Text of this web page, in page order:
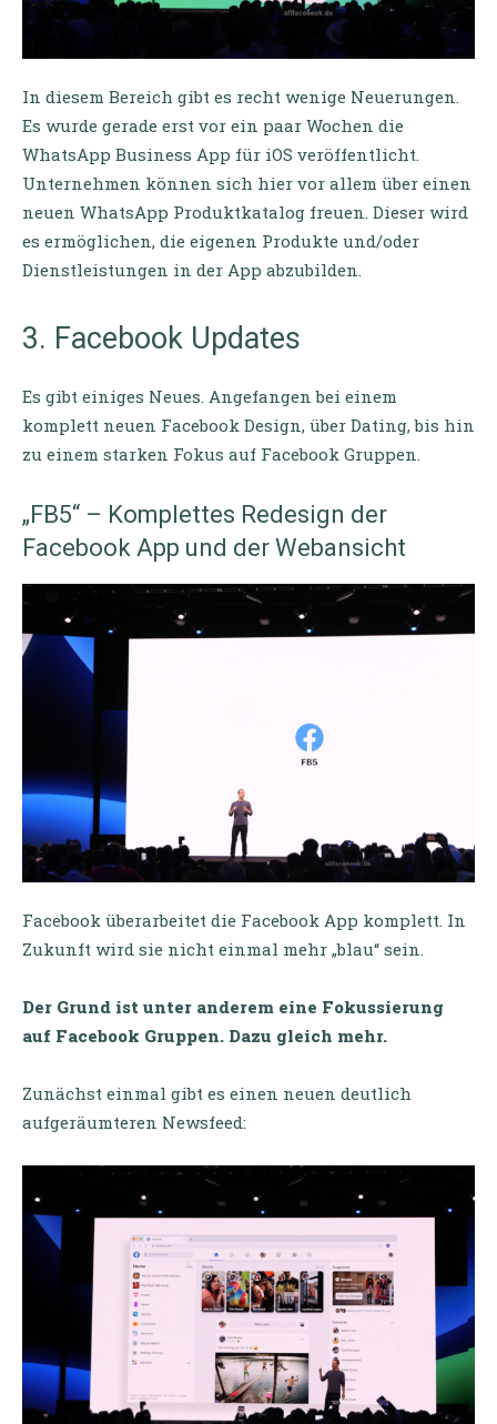
In diesem Bereich gibt es recht wenige Neuerungen.
Es wurde gerade erst vor ein paar Wochen die
WhatsApp Business App für iOS veröffentlicht.
Unternehmen können sich hier vor allem über einen
neuen WhatsApp Produktkatalog freuen. Dieser wird
es ermöglichen, die eigenen Produkte und/oder
Dienstleistungen in der App abzubilden.
3. Facebook Updates
Es gibt einiges Neues. Angefangen bei einem
komplett neuen Facebook Design, über Dating, bis hin
zu einem starken Fokus auf Facebook Gruppen.
„FB5“ – Komplettes Redesign der
Facebook App und der Webansicht
Facebook überarbeitet die Facebook App komplett. In
Zukunft wird sie nicht einmal mehr „blau“ sein.
Der Grund ist unter anderem eine Fokussierung
auf Facebook Gruppen. Dazu gleich mehr.
Zunächst einmal gibt es einen neuen deutlich
aufgeräumteren Newsfeed: